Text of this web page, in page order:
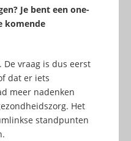
Je bent een one-
komende
De vraag is dus eerst
dat er iets
meer nadenken
Het
standpunten